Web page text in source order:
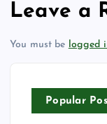
Leave a
You must be logged
Popular